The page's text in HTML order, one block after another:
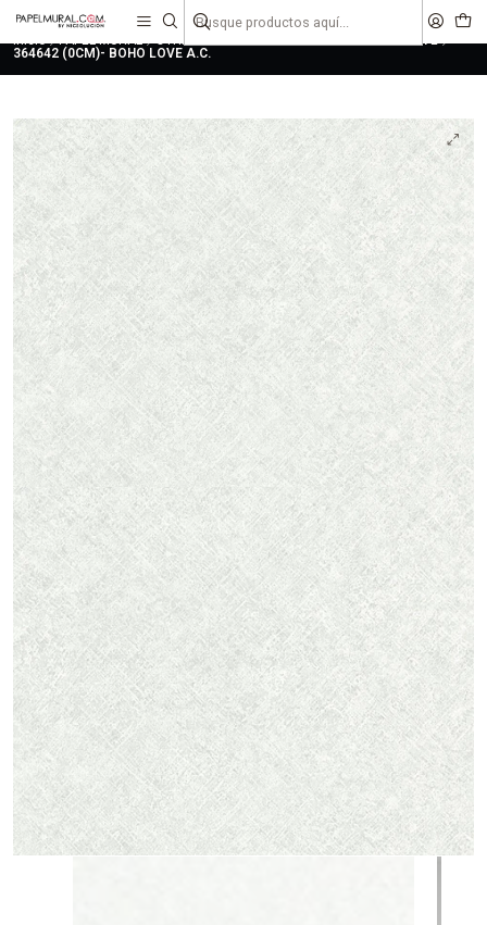
liquidaciones
Inicio PAPEL MURAL OTRAS COLECCIONES
BOHO LOVE
364642 (0CM)- BOHO LOVE A.C.